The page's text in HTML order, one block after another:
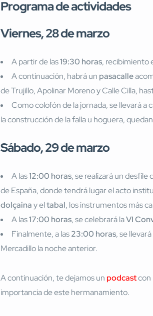
Programa de actividades
Viernes, 28 de marzo
A partir de las19:30 horas, recibimiento
A continuación, habrá un pasacalle
de Trujillo, Apolinar Moreno y Calle Cilla,
Como colofón de la jornada, se llevará a
la construcción de la falla u hoguera,
Sábado, 29 de marzo
A las12:00 horas, se realizará un desfile
de España, donde tendrá lugar el acto
dolçainay eltabal, los instrumentos más
A las17:00 horas, se celebrará laVI
Finalmente, a las23:00 horas, se
Mercadillo la noche anterior.
A continuación, te dejamos un podcastcon
importancia de este hermanamiento.